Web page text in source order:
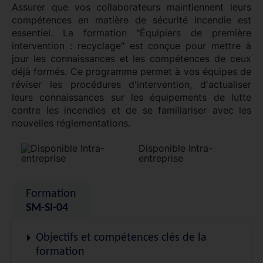
Assurer que vos collaborateurs maintiennent leurs
compétences en matière de sécurité incendie est
essentiel. La formation "Équipiers de première
intervention : recyclage" est conçue pour mettre à
jour les connaissances et les compétences de ceux
déjà formés. Ce programme permet à vos équipes de
réviser les procédures d'intervention, d'actualiser
leurs connaissances sur les équipements de lutte
contre les incendies et de se familiariser avec les
nouvelles réglementations.
Disponible Intra-
entreprise
Formation
SM-SI-04
Objectifs et compétences clés de la
formation